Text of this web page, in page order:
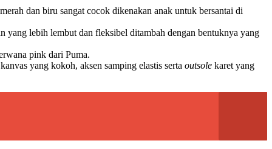
dan biru sangat cocok dikenakan anak untuk bersantai di
lebih lembut dan fleksibel ditambah dengan bentuknya yang
pink dari Puma.
yang kokoh, aksen samping elastis serta outsole karet yang